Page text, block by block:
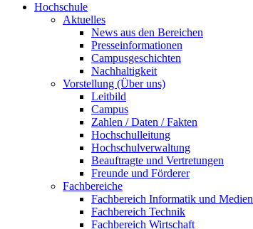
Hochschule
Aktuelles
News aus den Bereichen
Presseinformationen
Campusgeschichten
Nachhaltigkeit
Vorstellung (Über uns)
Leitbild
Campus
Zahlen / Daten / Fakten
Hochschulleitung
Hochschulverwaltung
Beauftragte und Vertretungen
Freunde und Förderer
Fachbereiche
Fachbereich Informatik und Medien
Fachbereich Technik
Fachbereich Wirtschaft